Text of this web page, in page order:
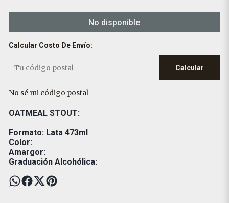
No disponible
Calcular Costo De Envío:
Calcular
No sé mi código postal
OATMEAL STOUT:
Formato: Lata 473ml
Color:
Amargor:
Graduación Alcohólica: